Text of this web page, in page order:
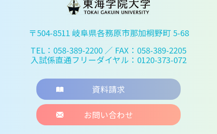
〒504-8511 岐阜県各務原市那加桐野町 5-68
TEL：058-389-2200 ／ FAX：058-389-2205
入試係直通フリーダイヤル：0120-373-072
資料請求
お問い合わせ